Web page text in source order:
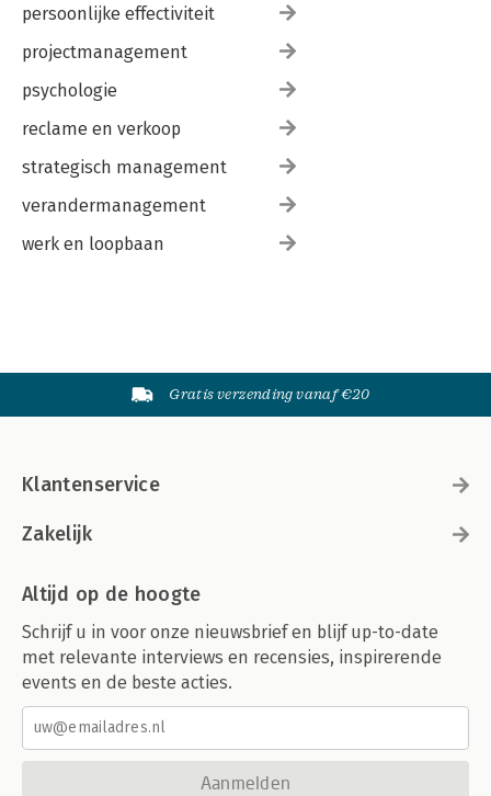
persoonlijke effectiviteit
projectmanagement
psychologie
reclame en verkoop
strategisch management
verandermanagement
werk en loopbaan
Gratis verzending vanaf €20
Klantenservice
Zakelijk
Altijd op de hoogte
Schrijf u in voor onze nieuwsbrief en blijf up-to-date
met relevante interviews en recensies, inspirerende
events en de beste acties.
Aanmelden